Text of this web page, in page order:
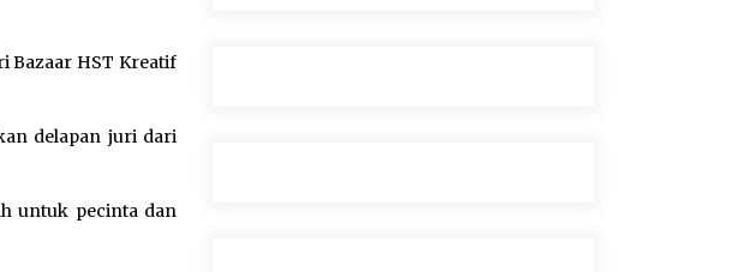
Bazaar HST Kreatif
delapan juri dari
untuk pecinta dan